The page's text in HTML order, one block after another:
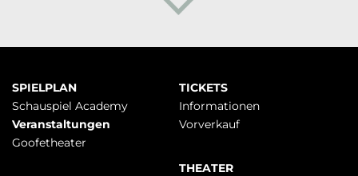
Navigation
überspringen
SPIELPLAN
Schauspiel Academy
Veranstaltungen
Goofetheater
TICKETS
Infor­mationen
Vorverkauf
THEATER